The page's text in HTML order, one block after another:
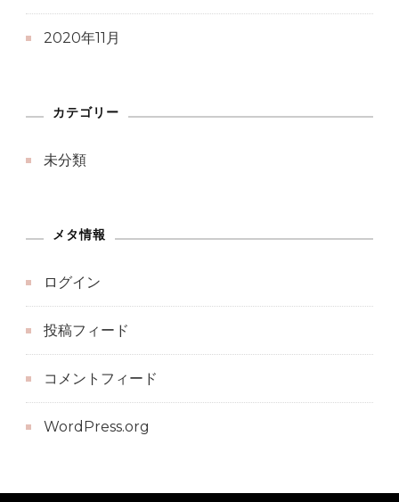
2020年11月
カテゴリー
未分類
メタ情報
ログイン
投稿フィード
コメントフィード
WordPress.org